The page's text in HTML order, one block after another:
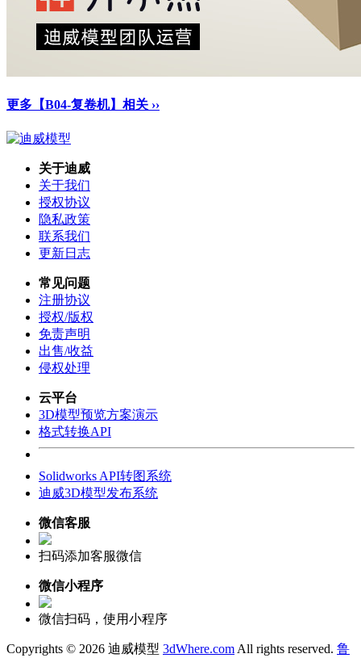
更多【B04-复卷机】相关 ››
关于迪威
关于我们
授权协议
隐私政策
联系我们
更新日志
常见问题
注册协议
授权/版权
免责声明
出售/收益
侵权处理
云平台
3D模型预览方案演示
格式转换API
Solidworks API转图系统
迪威3D模型发布系统
微信客服
扫码添加客服微信
微信小程序
微信扫码，使用小程序
Copyrights © 2026 迪威模型 3dWhere.com All rights reserved. 鲁